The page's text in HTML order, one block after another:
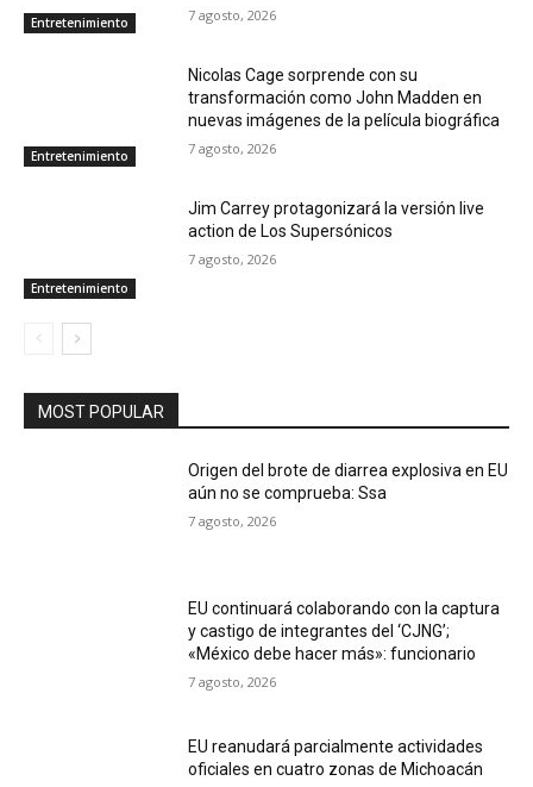
Entretenimiento 7 agosto, 2026
Entretenimiento
Nicolas Cage sorprende con su
transformación como John Madden en
nuevas imágenes de la película biográfica
7 agosto, 2026
Entretenimiento
Jim Carrey protagonizará la versión live
action de Los Supersónicos
7 agosto, 2026
MOST POPULAR
Origen del brote de diarrea explosiva en EU
aún no se comprueba: Ssa
7 agosto, 2026
EU continuará colaborando con la captura
y castigo de integrantes del ‘CJNG’;
«México debe hacer más»: funcionario
7 agosto, 2026
EU reanudará parcialmente actividades
oficiales en cuatro zonas de Michoacán